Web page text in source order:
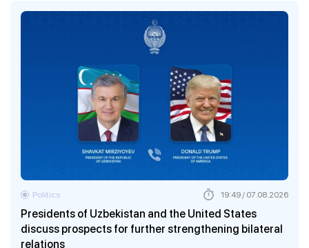
Presidents of Uzbekistan and the United States
discuss prospects for further strengthening bilateral
relations
Politics 19:49 / 07.08.2026